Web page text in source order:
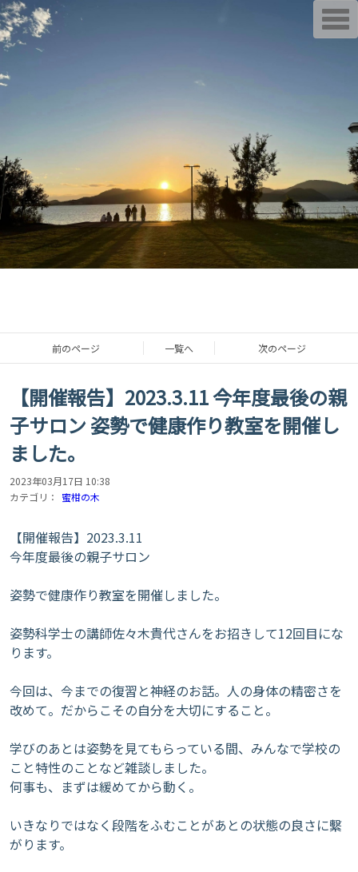
前のページ 一覧へ 次のページ
【開催報告】2023.3.11 今年度最後の親
子サロン 姿勢で健康作り教室を開催し
ました。
2023年03月17日 10:38
カテゴリ：
蜜柑の木
【開催報告】2023.3.11
今年度最後の親子サロン
姿勢で健康作り教室を開催しました。
姿勢科学士の講師佐々木貴代さんをお招きして12回目にな
ります。
今回は、今までの復習と神経のお話。人の身体の精密さを
改めて。だからこその自分を大切にすること。
学びのあとは姿勢を見てもらっている間、みんなで学校の
こと特性のことなど雑談しました。
何事も、まずは緩めてから動く。
いきなりではなく段階をふむことがあとの状態の良さに繫
がります。
T
o
g
o